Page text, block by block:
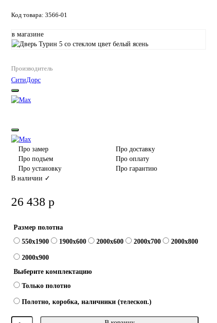
Код товара: 3566-01
в магазине
Производитель
СитиДорс
Про замер
Про доставку
Про подъем
Про оплату
Про установку
Про гарантию
В наличии ✓
26 438 р
Размер полотна
550x1900
1900x600 2000x600 2000x700 2000x800
2000x900
Выберите комплектацию
Только полотно
Полотно, коробка, наличники (телескоп.)